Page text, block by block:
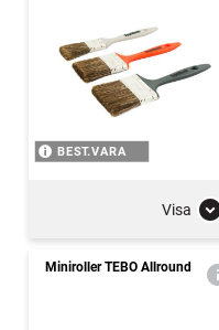
BEST.VARA
Visa
Miniroller TEBO Allround